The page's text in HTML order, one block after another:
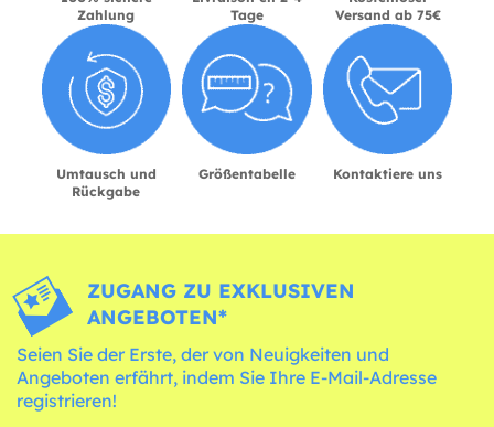
Zahlung
Tage
Versand ab 75€
Umtausch und
Rückgabe
Größentabelle Kontaktiere uns
ZUGANG ZU EXKLUSIVEN
ANGEBOTEN*
Seien Sie der Erste, der von Neuigkeiten und
Angeboten erfährt, indem Sie Ihre E-Mail-Adresse
registrieren!